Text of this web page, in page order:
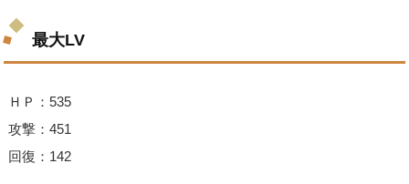
最大LV
ＨＰ：535
攻撃：451
回復：142